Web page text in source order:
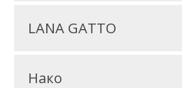
LANA GATTO
Нако